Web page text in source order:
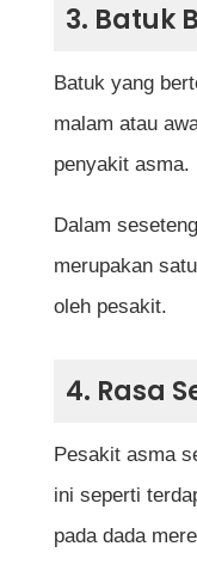
3. Batuk
Batuk yang
malam atau
penyakit asma.
Dalam
merupakan
oleh pesakit.
4. Rasa
Pesakit asma
ini seperti
pada dada